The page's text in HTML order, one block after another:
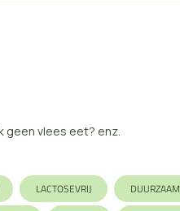
geen vlees eet? enz.
LACTOSEVRIJ
DUURZAAM